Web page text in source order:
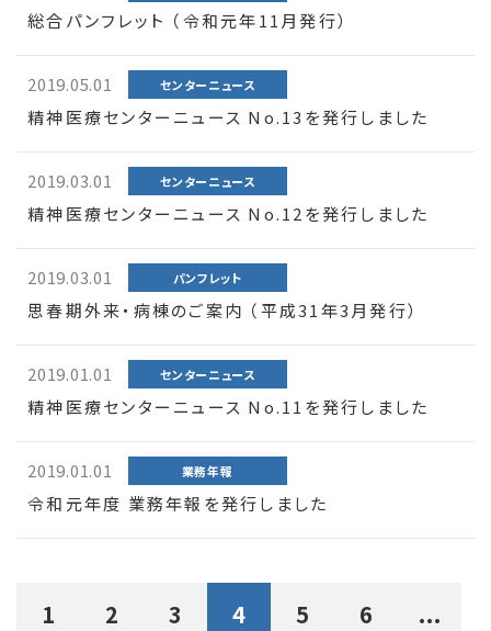
総合パンフレット （令和元年11月発行）
2019.05.01 センターニュース
精神医療センターニュース No.13を発行しました
2019.03.01 センターニュース
精神医療センターニュース No.12を発行しました
2019.03.01 パンフレット
思春期外来・病棟のご案内 （平成31年3月発行）
2019.01.01 センターニュース
精神医療センターニュース No.11を発行しました
2019.01.01 業務年報
令和元年度 業務年報を発行しました
1 2 3 4 5 6
...